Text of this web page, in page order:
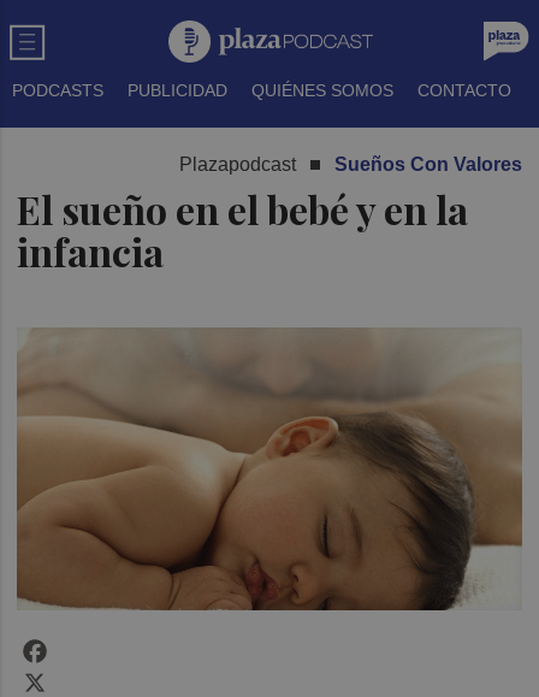
PODCASTS PUBLICIDAD QUIÉNES SOMOS CONTACTO
Plazapodcast Sueños Con Valores
El sueño en el bebé y en la
infancia